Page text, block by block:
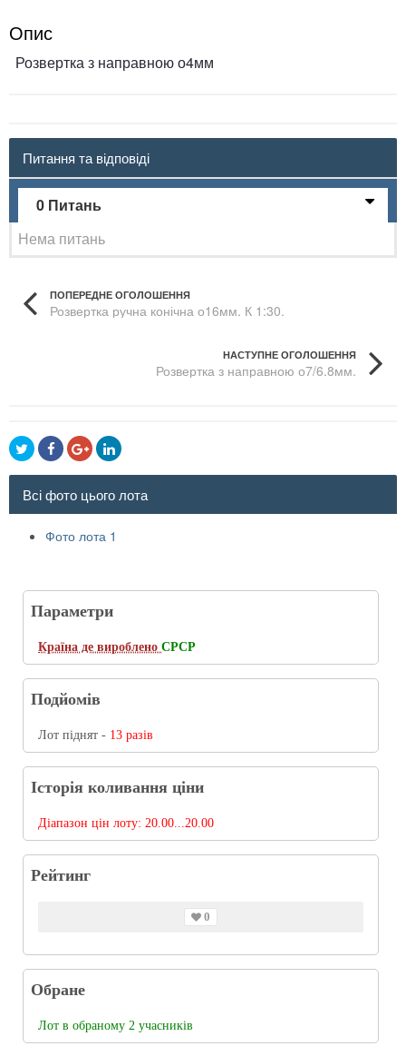
Опис
Розвертка з направною о4мм
Питання та відповіді
0 Питань
Нема питань
ПОПЕРЕДНЕ ОГОЛОШЕННЯ
Розвертка ручна конічна о16мм. К 1:30.
НАСТУПНЕ ОГОЛОШЕННЯ
Розвертка з направною о7/6.8мм.
Всі фото цього лота
Фото лота 1
Параметри
Країна де вироблено СРСР
Подйомів
Лот піднят - 13 разів
Історія коливання ціни
Діапазон цін лоту: 20.00...20.00
Рейтинг
0
Обране
Лот в обраному 2 учасників